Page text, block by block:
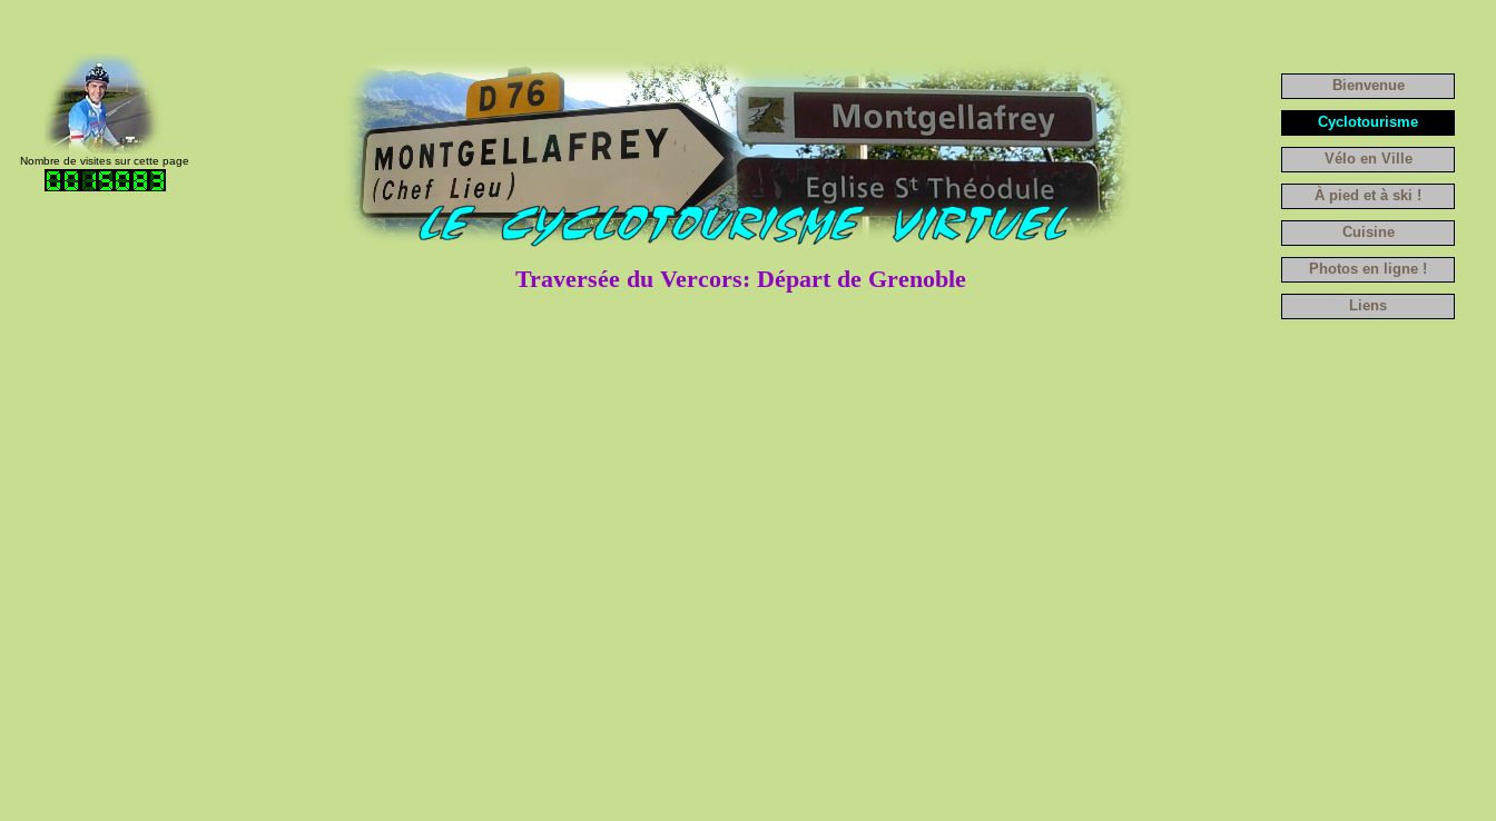
Nombre de visites sur cette page
Traversée du Vercors: Départ de Grenoble
Bienvenue
Cyclotourisme
Vélo en Ville
À pied et à ski !
Cuisine
Photos en ligne !
Liens